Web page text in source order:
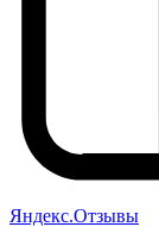
Яндекс.Отзывы